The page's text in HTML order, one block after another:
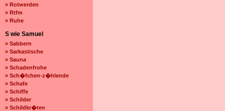
» Rotwerden
» Rtfm
» Ruhe
S wie Samuel
» Sabbern
» Sarkastische
» Sauna
» Schadenfrohe
» Sch�fchen-z�hlende
» Schafe
» Schiffe
» Schilder
» Schildkr�ten